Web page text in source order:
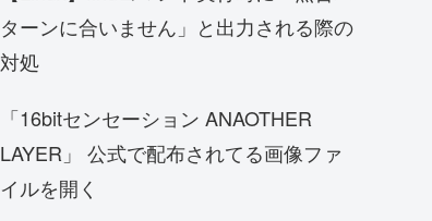
ターンに合いません」と出力される際の
対処
「16bitセンセーション ANAOTHER
LAYER」 公式で配布されてる画像ファ
イルを開く